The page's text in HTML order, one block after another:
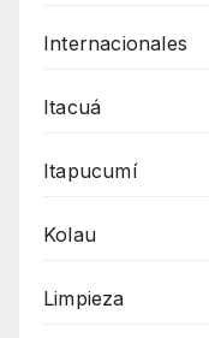
Internacionales
Itacuá
Itapucumí
Kolau
Limpieza